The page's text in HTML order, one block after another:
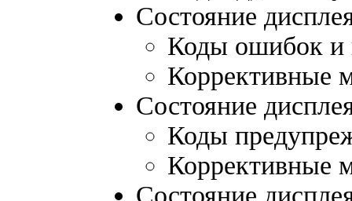
Состояние
Коды ошибок и
Коррективные
Состояние
Коды
Коррективные
Состояние